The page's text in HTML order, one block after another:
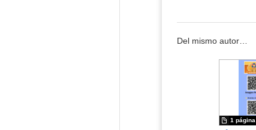
Del mismo autor…
1 página